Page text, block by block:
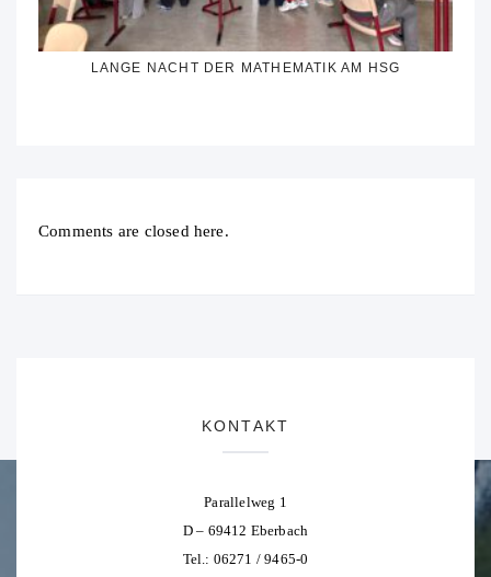
LANGE NACHT DER MATHEMATIK AM HSG
Comments are closed here.
KONTAKT
Parallelweg 1
D – 69412 Eberbach
Tel.: 06271 / 9465-0